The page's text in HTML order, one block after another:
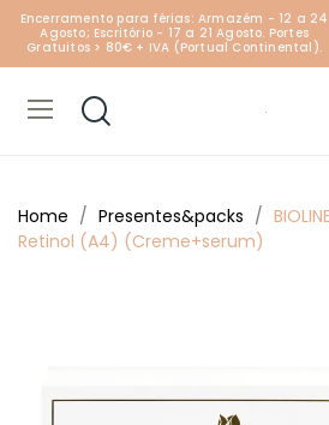
Encerramento para férias: Armazém - 12 a 24
Agosto; Escritório - 17 a 21 Agosto. Portes
Gratuitos > 80€ + IVA (Portual Continental).
Home Presentes&packs
Retinol (A4) (Creme+serum)